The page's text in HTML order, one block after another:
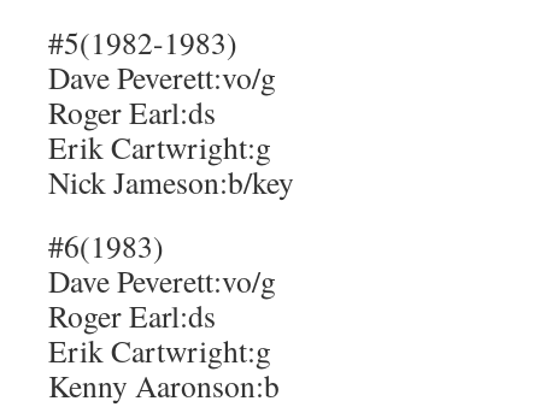
#5(1982-1983)
Dave Peverett:vo/g
Roger Earl:ds
Erik Cartwright:g
Nick Jameson:b/key
#6(1983)
Dave Peverett:vo/g
Roger Earl:ds
Erik Cartwright:g
Kenny Aaronson:b